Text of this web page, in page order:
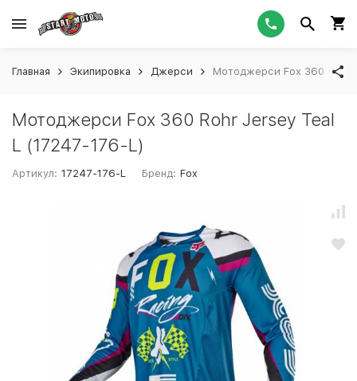
Главная Экипировка Джерси Мотоджерси Fox 360 Rohr
Мотоджерси Fox 360 Rohr Jersey Teal
L (17247-176-L)
Артикул: 17247-176-L Бренд: Fox